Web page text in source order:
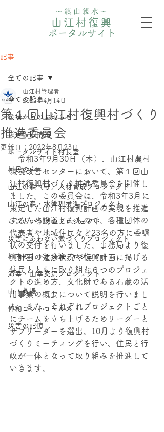
〜鎮山親水〜
山江村復興
ポータルサイト
記事
全ての記事
役場からのお知らせ
災害復旧情報
ポータルサイト村長室
村民の声
山江の森（守）人材育成プロジェクト
⼭江の森・⽔管理推進プロジェクト
いざという時のプロジェクト
災害にあわない家づくりプロジェクト
村内の上下流交流プロジェクト
海幸・⼭幸交流プロジェクト
山下教授
伸和コントロールズ
災害の記憶
全ての記事
第１回山江村復興村づくり
推進委員会
山江村管理者
2022年4月14日
更新日： 2022年8月23日
令和3年9月30日（木）、山江村農村
環境改善センターにおいて、第１回山
江村復興村づくり推進委員会を開催し
ました。この委員会は、令和3年3月に
策定した山江村復興計画の実現を推進
するため設置したもので、各種団体の
代表者や地域住民など23名の方に委嘱
状の交付を行いました。事務局より復
興計画の進捗状況や復興計画に掲げる
住民とともに取り組む６つのプロジェ
クトの進め方、文化財である石蔵の活
用事業の概要について説明を行いまし
た。また、それぞれプロジェクトごと
にチームを立ち上げるためリーダーと
サブリーダーを選出。10月より復興村
づくりミーティングを行い、住民と行
政が一体となって取り組みを推進して
いきます。